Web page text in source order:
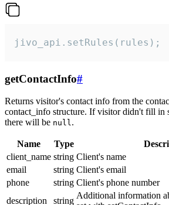
jivo_api.setRules(rules);
getContactInfo#
Returns visitor's contact info from the
contact_info structure. If visitor didn't fill in
there will be null.
Name Type
client_name string Client's name
email
string Client's email
phone
string Client's phone number
description
string
Additional information